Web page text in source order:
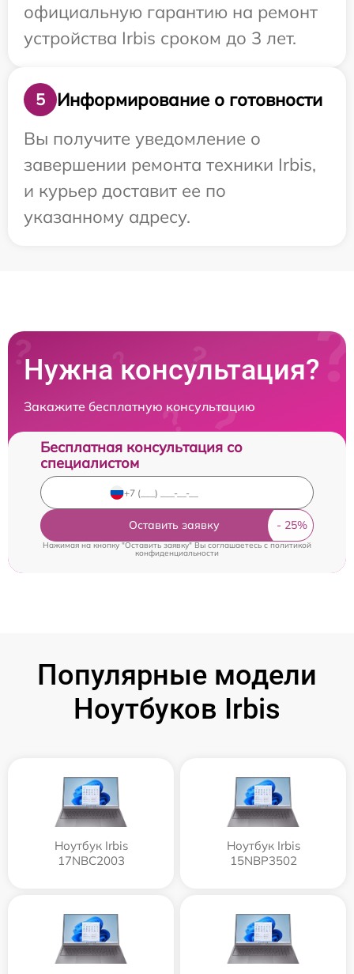
официальную гарантию на ремонт
устройства Irbis сроком до 3 лет.
5
Информирование о готовности
Вы получите уведомление о
завершении ремонта техники Irbis,
и курьер доставит ее по
указанному адресу.
Нужна консультация?
Закажите бесплатную консультацию
Бесплатная консультация со
специалистом
Оставить заявку
Нажимая на кнопку "Оставить заявку" Вы соглашаетесь c политикой
конфиденциальности
Популярные модели
Ноутбуков Irbis
Ноутбук Irbis
17NBC2003
Ноутбук Irbis
15NBP3502